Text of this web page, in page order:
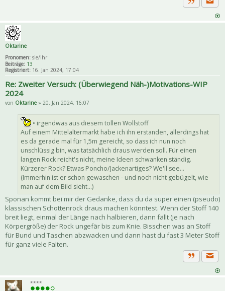
Zitat
Oktarine
Pronomen: sie/ihr
Beiträge: 13
Registriert: 16. Jan 2024, 17:04
Re: Zweiter Versuch: (Überwiegend Näh-)Motivations-WIP
2024
von Oktarine » 20. Jan 2024, 16:07
• irgendwas aus diesem tollen Wollstoff
Auf einem Mittelaltermarkt habe ich ihn erstanden, allerdings hat
es da gerade mal für 1,5m gereicht, so dass ich nun noch
unschlüssig bin, was tatsächlich draus werden soll. Für einen
langen Rock reicht's nicht, meine Ideen schwanken ständig.
Kürzerer Rock? Etwas Poncho/Jackenartiges? We'll see...
(Immerhin ist er schon gewaschen - und noch nicht gebügelt, wie
man auf dem Bild sieht...)
Sponan kommt bei mir der Gedanke, dass du da super einen (pseudo)
klassischen Schottenrock draus machen könntest. Wenn der Stoff 140
breit liegt, einmal der Länge nach halbieren, dann fällt (je nach
Körpergröße) der Rock ungefär bis zum Knie. Bisschen was an Stoff
für Bund und Taschen abzwacken und dann hast du fast 3 Meter Stoff
für ganz viele Falten.
Zitat
****